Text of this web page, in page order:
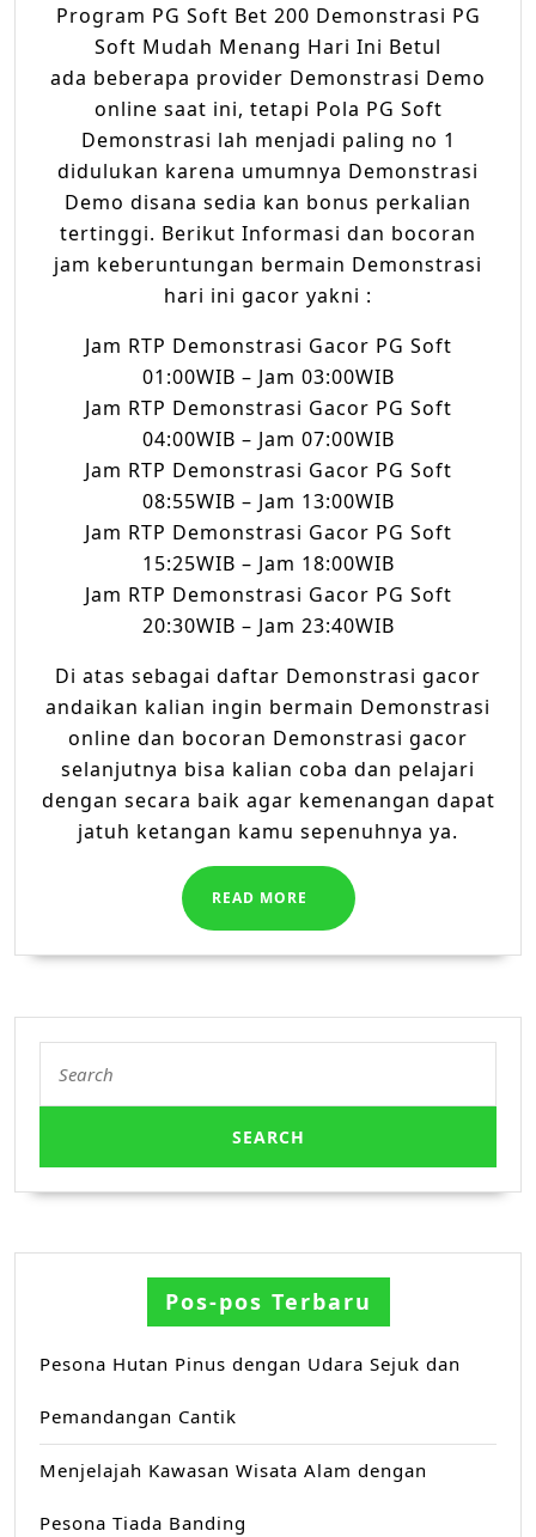
Program PG Soft Bet 200 Demonstrasi PG
Soft Mudah Menang Hari Ini Betul
ada beberapa provider Demonstrasi Demo
online saat ini, tetapi Pola PG Soft
Demonstrasi lah menjadi paling no 1
didulukan karena umumnya Demonstrasi
Demo disana sedia kan bonus perkalian
tertinggi. Berikut Informasi dan bocoran
jam keberuntungan bermain Demonstrasi
hari ini gacor yakni :
Jam RTP Demonstrasi Gacor PG Soft
01:00WIB – Jam 03:00WIB
Jam RTP Demonstrasi Gacor PG Soft
04:00WIB – Jam 07:00WIB
Jam RTP Demonstrasi Gacor PG Soft
08:55WIB – Jam 13:00WIB
Jam RTP Demonstrasi Gacor PG Soft
15:25WIB – Jam 18:00WIB
Jam RTP Demonstrasi Gacor PG Soft
20:30WIB – Jam 23:40WIB
Di atas sebagai daftar Demonstrasi gacor
andaikan kalian ingin bermain Demonstrasi
online dan bocoran Demonstrasi gacor
selanjutnya bisa kalian coba dan pelajari
dengan secara baik agar kemenangan dapat
jatuh ketangan kamu sepenuhnya ya.
READ MORE
READ
MORE
for:
Pos-pos Terbaru
Pesona Hutan Pinus dengan Udara Sejuk dan
Pemandangan Cantik
Menjelajah Kawasan Wisata Alam dengan
Pesona Tiada Banding